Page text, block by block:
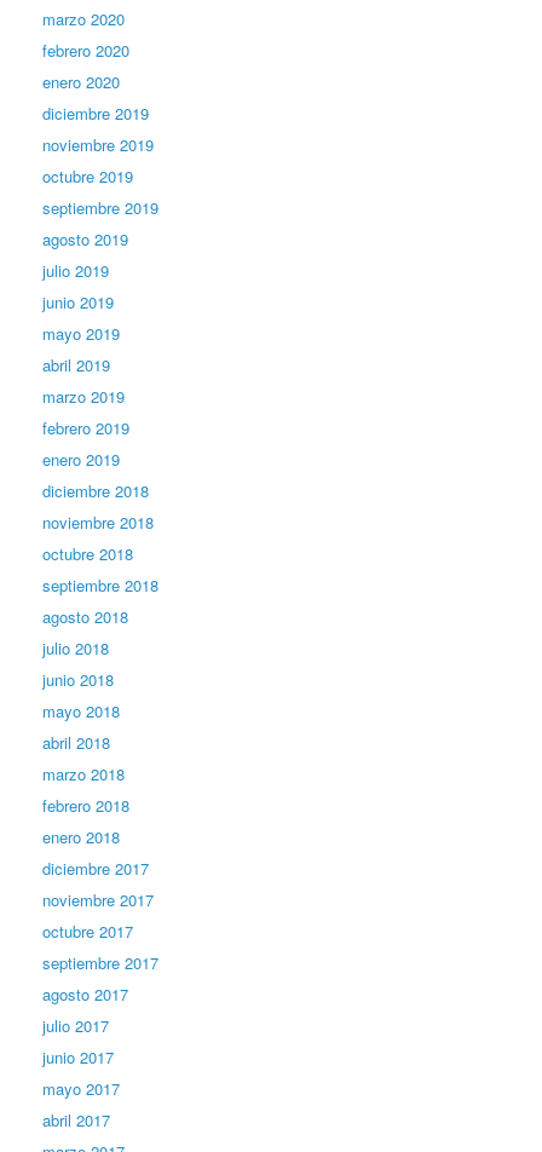
marzo 2020
febrero 2020
enero 2020
diciembre 2019
noviembre 2019
octubre 2019
septiembre 2019
agosto 2019
julio 2019
junio 2019
mayo 2019
abril 2019
marzo 2019
febrero 2019
enero 2019
diciembre 2018
noviembre 2018
octubre 2018
septiembre 2018
agosto 2018
julio 2018
junio 2018
mayo 2018
abril 2018
marzo 2018
febrero 2018
enero 2018
diciembre 2017
noviembre 2017
octubre 2017
septiembre 2017
agosto 2017
julio 2017
junio 2017
mayo 2017
abril 2017